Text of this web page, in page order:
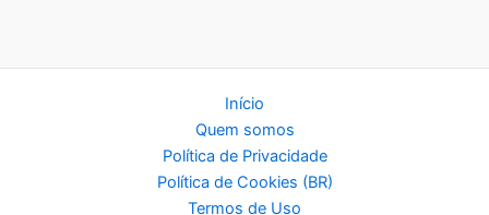
Início
Quem somos
Política de Privacidade
Política de Cookies (BR)
Termos de Uso